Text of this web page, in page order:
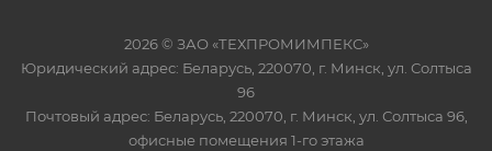
2026 © ЗАО «ТЕХПРОМИМПЕКС»
Юридический адрес: Беларусь, 220070, г. Минск, ул. Солтыса
96
Почтовый адрес: Беларусь, 220070, г. Минск, ул. Солтыса 96,
офисные помещения 1-го этажа